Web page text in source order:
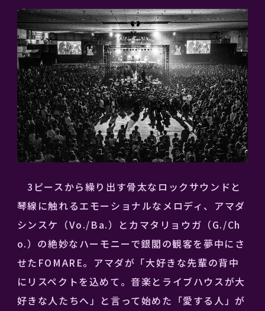
3ピースから繰り出す骨太なロックサウンドと
琴線に触れるエモーショナルなメロディ、アマダ
シンスケ（Vo./Ba.）とカマタリョウガ（G./Ch
o.）の絶妙なハーモニーで銀閣の観客を夢中にさ
せたFOMARE。アマダが「大好きな先輩の背中
にリスペクトを込めて。音楽とライブハウスが大
好きな人たちへ」と言って始めた「愛する人」が